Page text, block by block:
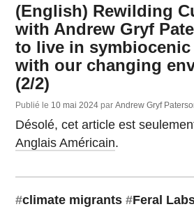
(English) Rewilding
with Andrew Gryf
to live in
with our changing
(2/2)
Publié le 10 mai 2024parAndrew Gryf
Désolé, cet article est
Anglais Américain.
#climate migrants #Feral